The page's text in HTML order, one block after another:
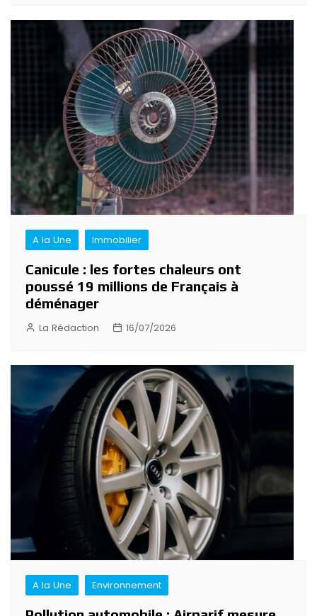
A la Une Immobilier
Canicule : les fortes chaleurs ont
poussé 19 millions de Français à
déménager
La Rédaction 16/07/2026
A la Une Environnement